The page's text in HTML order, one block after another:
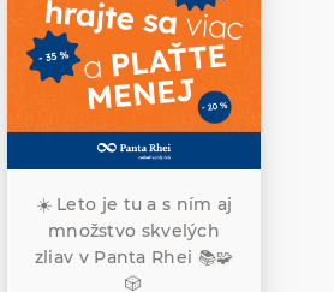
☀️ Leto je tu a s ním aj
množstvo skvelých
zliav v Panta Rhei 📚🧩
🎲